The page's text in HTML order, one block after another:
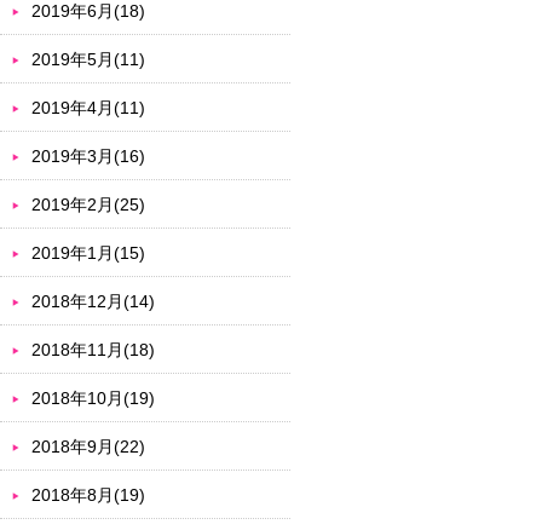
2019年6月(18)
2019年5月(11)
2019年4月(11)
2019年3月(16)
2019年2月(25)
2019年1月(15)
2018年12月(14)
2018年11月(18)
2018年10月(19)
2018年9月(22)
2018年8月(19)